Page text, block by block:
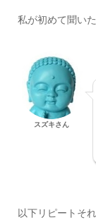
私が初めて聞い
スズキさん
以下リピートそ